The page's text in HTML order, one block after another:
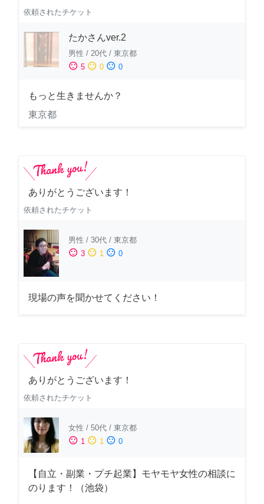
依頼されたチケット
たかさんver.2
男性 / 20代 / 東京都
sentiment_satisfied 5 sentiment_neutral 0 sentiment_dissatisfied 0
もっと生きませんか？
東京都
ありがとうございます！
依頼されたチケット
男性 / 30代 / 東京都
sentiment_satisfied 3 sentiment_neutral 1 sentiment_dissatisfied 0
現場の声を聞かせてください！
ありがとうございます！
依頼されたチケット
女性 / 50代 / 東京都
sentiment_satisfied 1 sentiment_neutral 1 sentiment_dissatisfied 0
【自立・副業・プチ起業】モヤモヤ女性の相談に
のります！（池袋）